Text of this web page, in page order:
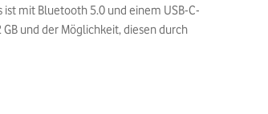
mit Bluetooth 5.0 und einem USB-C-
und der Möglichkeit, diesen durch